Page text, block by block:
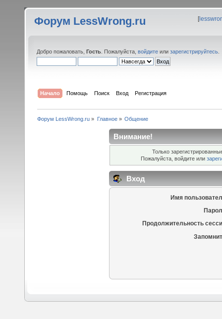
Форум LessWrong.ru [
Добро пожаловать, Гость . Пожалуйста, войдите или зарегистрируйтесь
Начало Помощь Поиск Вход Регистрация
Форум LessWrong.ru » Главное» Общение
Внимание!
Только
Пожалуйста, войдите или
Вход
Имя
Продолжительность